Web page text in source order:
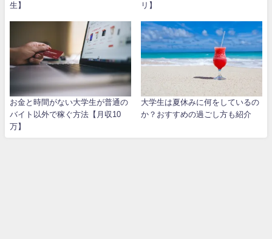
生】
リ】
お金と時間がない大学生が普通の
バイト以外で稼ぐ方法【月収10
万】
大学生は夏休みに何をしているの
か？おすすめの過ごし方も紹介